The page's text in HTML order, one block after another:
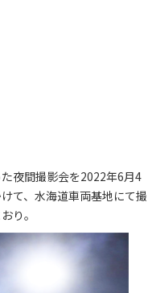
夜間撮影会を2022年6月4
て、水海道車両基地にて撮
り。